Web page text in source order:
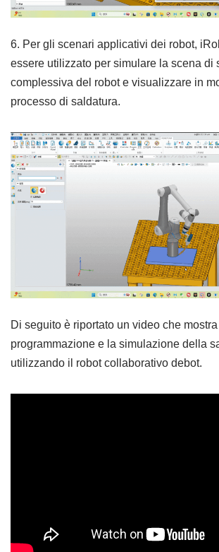
6. Per gli scenari applicativi dei robot,
essere utilizzato per simulare la scena di
complessiva del robot e visualizzare in
processo di saldatura.
Di seguito è riportato un video che
programmazione e la simulazione della
utilizzando il robot collaborativo debot.